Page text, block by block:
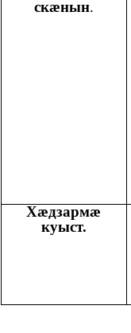
скæнын.
Хæдзармæ
куыст.